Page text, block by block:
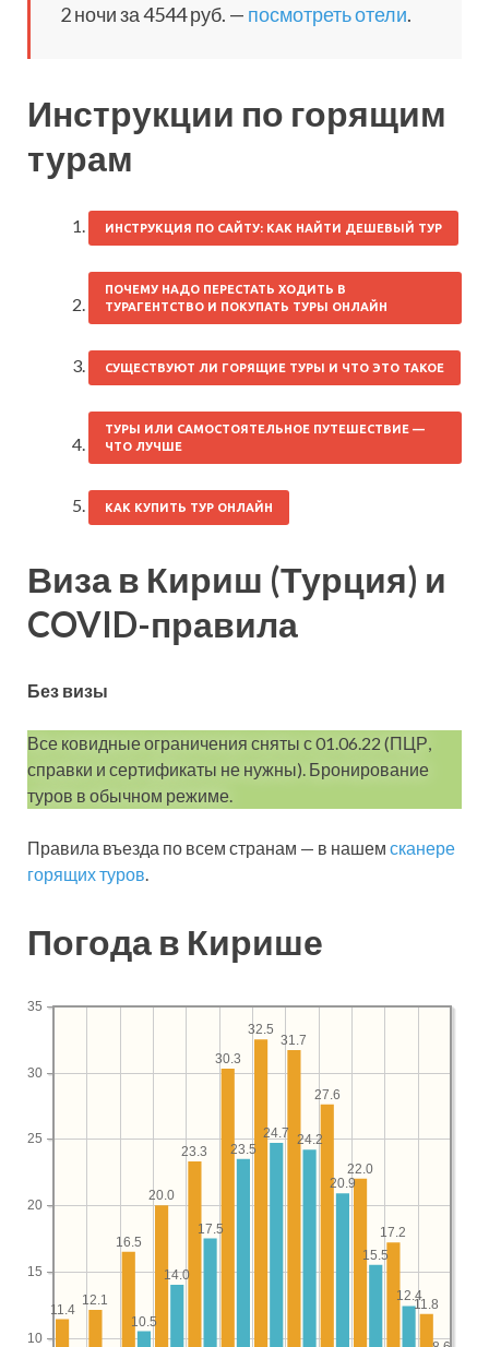
2 ночи за 4544 руб. — посмотреть отели.
Инструкции по горящим
турам
ИНСТРУКЦИЯ ПО САЙТУ: КАК НАЙТИ ДЕШЕВЫЙ ТУР
ПОЧЕМУ НАДО ПЕРЕСТАТЬ ХОДИТЬ В
ТУРАГЕНТСТВО И ПОКУПАТЬ ТУРЫ ОНЛАЙН
СУЩЕСТВУЮТ ЛИ ГОРЯЩИЕ ТУРЫ И ЧТО ЭТО ТАКОЕ
ТУРЫ ИЛИ САМОСТОЯТЕЛЬНОЕ ПУТЕШЕСТВИЕ —
ЧТО ЛУЧШЕ
КАК КУПИТЬ ТУР ОНЛАЙН
Виза в Кириш (Турция) и
COVID-правила
Без визы
Все ковидные ограничения сняты с 01.06.22 (ПЦР,
справки и сертификаты не нужны). Бронирование
туров в обычном режиме.
Правила въезда по всем странам — в нашем сканере
горящих туров.
Погода в Кирише